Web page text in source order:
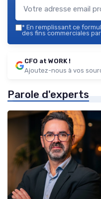
* En remplissant ce
des fins commerciales par
CFO at WORK !
Ajoutez-nous à vos
Parole d'experts